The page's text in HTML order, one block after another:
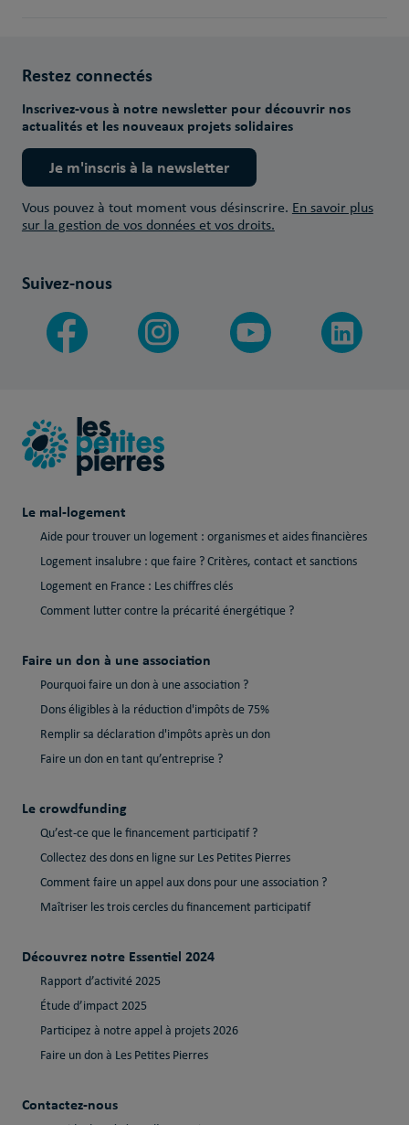
Restez connectés
Inscrivez-vous à notre newsletter pour découvrir nos
actualités et les nouveaux projets solidaires
Je m'inscris à la newsletter
Vous pouvez à tout moment vous désinscrire. En savoir plus
sur la gestion de vos données et vos droits.
Suivez-nous
Le mal-logement
Aide pour trouver un logement : organismes et aides financières
Logement insalubre : que faire ? Critères, contact et sanctions
Logement en France : Les chiffres clés
Comment lutter contre la précarité énergétique ?
Faire un don à une association
Pourquoi faire un don à une association ?
Dons éligibles à la réduction d'impôts de 75%
Remplir sa déclaration d'impôts après un don
Faire un don en tant qu’entreprise ?
Le crowdfunding
Qu’est-ce que le financement participatif ?
Collectez des dons en ligne sur Les Petites Pierres
Comment faire un appel aux dons pour une association ?
Maîtriser les trois cercles du financement participatif
Découvrez notre Essentiel 2024
Rapport d’activité 2025
Étude d’impact 2025
Participez à notre appel à projets 2026
Faire un don à Les Petites Pierres
Contactez-nous